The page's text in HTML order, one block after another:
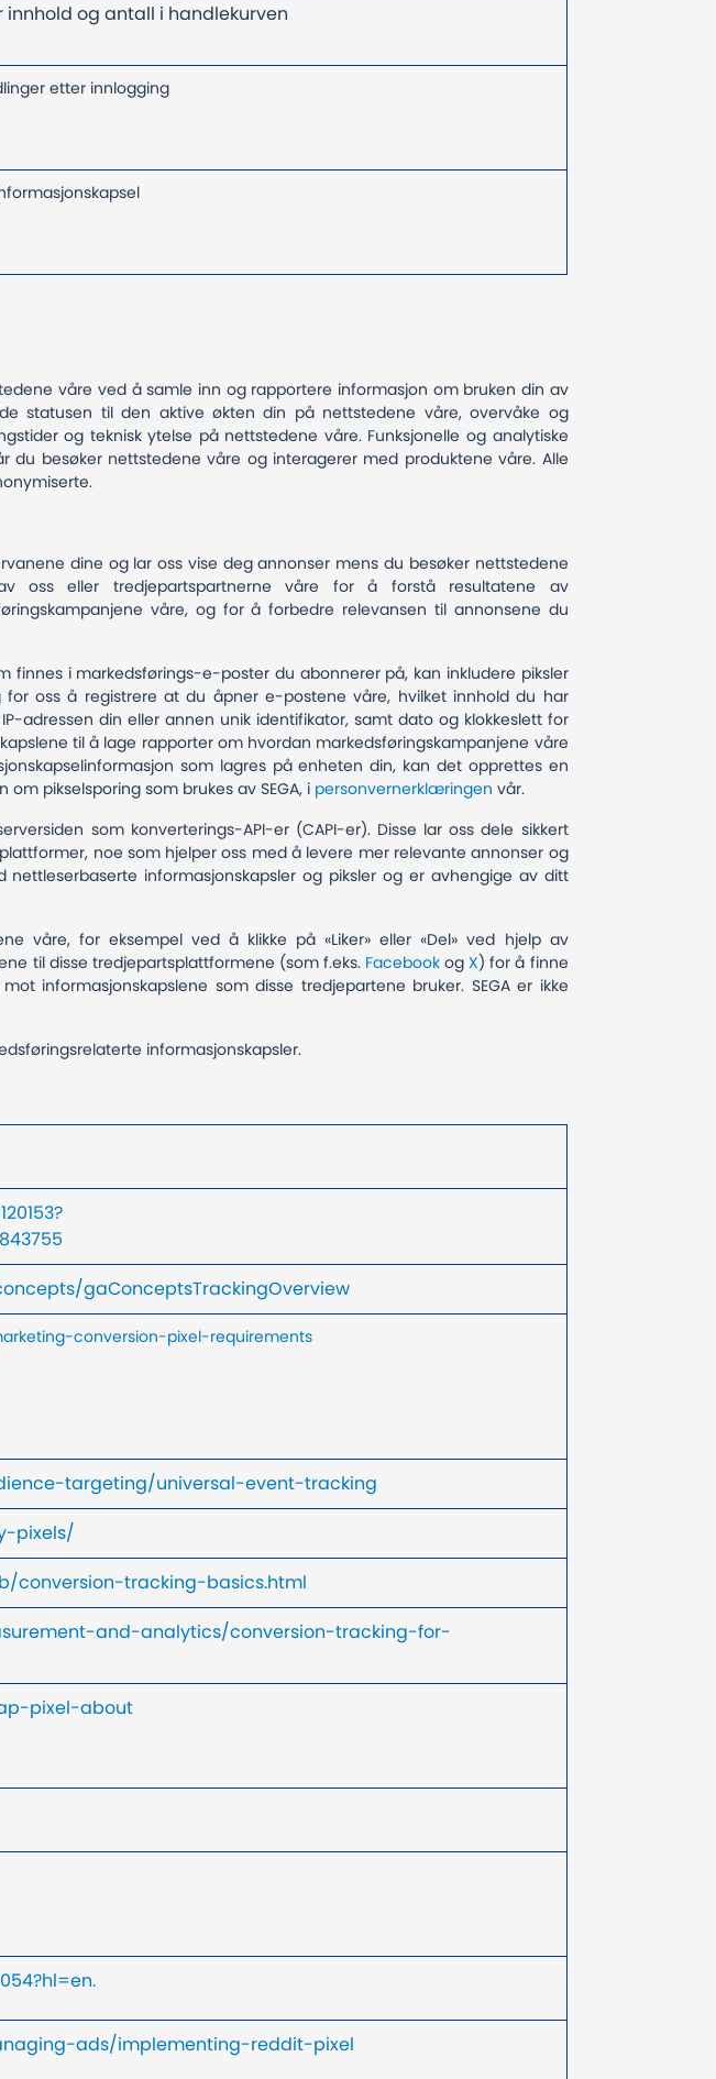
innhold og antall i handlekurven
etter innlogging
våre ved å samle inn og rapportere informasjon om bruken din av
statusen til den aktive økten din på nettstedene våre, overvåke og
og teknisk ytelse på nettstedene våre. Funksjonelle og analytiske
du besøker nettstedene våre og interagerer med produktene våre. Alle
dine og lar oss vise deg annonser mens du besøker nettstedene
oss eller tredjepartspartnerne våre for å forstå resultatene av
våre, og for å forbedre relevansen til annonsene du
finnes i markedsførings-e-poster du abonnerer på, kan inkludere piksler
oss å registrere at du åpner e-postene våre, hvilket innhold du har
adressen din eller annen unik identifikator, samt dato og klokkeslett for
til å lage rapporter om hvordan markedsføringskampanjene våre
som lagres på enheten din, kan det opprettes en
pikselsporing som brukes av SEGA, i personvernerklæringen vår.
som konverterings-API-er (CAPI-er). Disse lar oss dele sikkert
noe som hjelper oss med å levere mer relevante annonser og
informasjonskapsler og piksler og er avhengige av ditt
våre, for eksempel ved å klikke på «Liker» eller «Del» ved hjelp av
til disse tredjepartsplattformene (som f.eks. Facebook ogX) for å finne
informasjonskapslene som disse tredjepartene bruker. SEGA er ikke
informasjonskapsler.
gaConceptsTrackingOverview
conversion-pixel-requirements
targeting/universal-event-tracking
pixels/
conversion-tracking-basics.html
and-analytics/conversion-tracking-for-
pixel-about
ads/implementing-reddit-pixel